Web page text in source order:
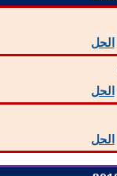
الحل
الحل
الحل